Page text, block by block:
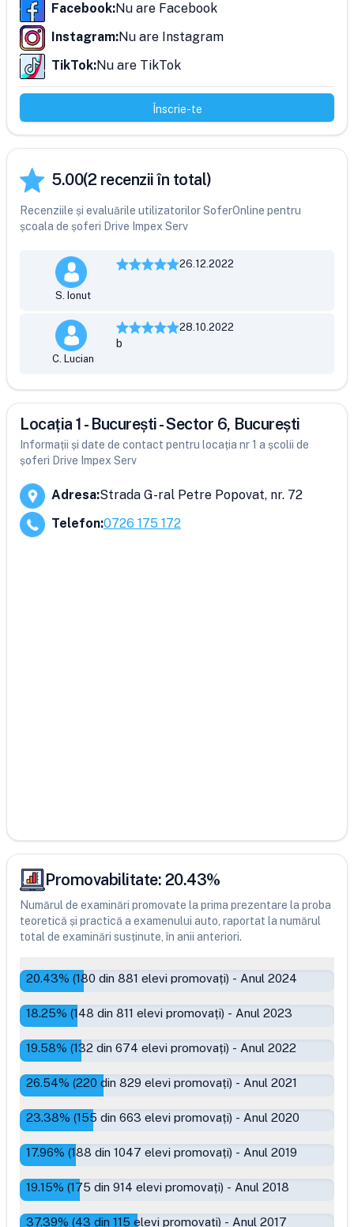
Facebook:Nu are Facebook
Instagram:Nu are Instagram
TikTok:Nu are TikTok
Înscrie-te
5.00(2 recenzii în total)
Recenziile și evaluările utilizatorilor SoferOnline pentru
școala de șoferi Drive Impex Serv
S. Ionut
26.12.2022
C. Lucian
28.10.2022
b
Locația 1 - București - Sector 6, București
Informații și date de contact pentru locația nr 1 a școlii de
șoferi Drive Impex Serv
Adresa:Strada G-ral Petre Popovat, nr. 72
Telefon:0726 175 172
Promovabilitate: 20.43%
Numărul de examinări promovate la prima prezentare la proba
teoretică și practică a examenului auto, raportat la numărul
total de examinări susținute, în anii anteriori.
20.43% (180 din 881 elevi promovați) - Anul 2024
18.25% (148 din 811 elevi promovați) - Anul 2023
19.58% (132 din 674 elevi promovați) - Anul 2022
26.54% (220 din 829 elevi promovați) - Anul 2021
23.38% (155 din 663 elevi promovați) - Anul 2020
17.96% (188 din 1047 elevi promovați) - Anul 2019
19.15% (175 din 914 elevi promovați) - Anul 2018
37.39% (43 din 115 elevi promovați) - Anul 2017